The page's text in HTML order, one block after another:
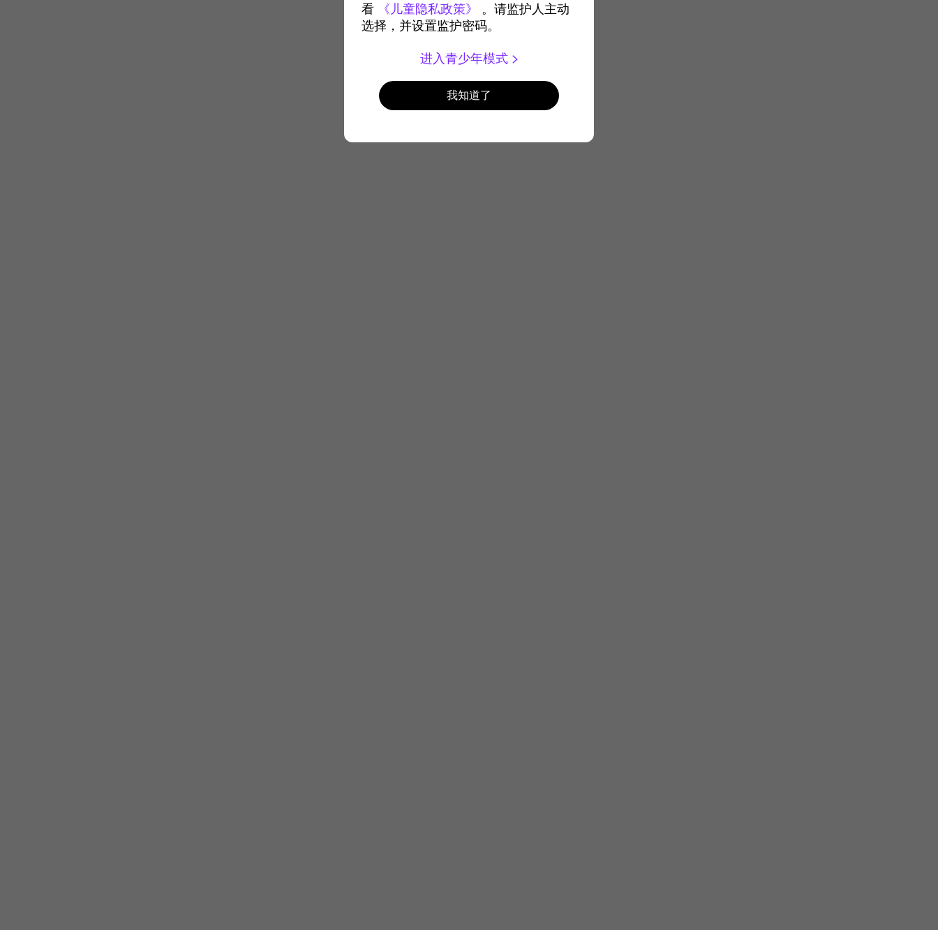
看
《儿童隐私政策》
。请监护人主动
选择，并设置监护密码。
进入青少年模式
我知道了